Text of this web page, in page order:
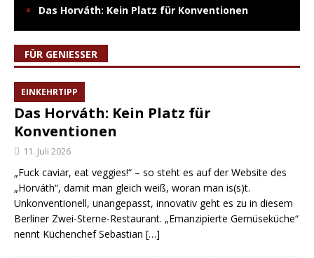
Das Horváth: Kein Platz für Konventionen
FÜR GENIESSER
EINKEHRTIPP
Das Horváth: Kein Platz für
Konventionen
11. Juli 2026
„Fuck caviar, eat veggies!“ – so steht es auf der Website des
„Horváth“, damit man gleich weiß, woran man is(s)t.
Unkonventionell, unangepasst, innovativ geht es zu in diesem
Berliner Zwei-Sterne-Restaurant. „Emanzipierte Gemüseküche“
nennt Küchenchef Sebastian […]